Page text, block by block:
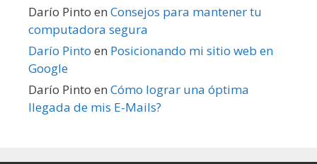
Darío Pinto en Consejos para mantener tu
computadora segura
Darío Pinto en Posicionando mi sitio web en
Google
Darío Pinto en Cómo lograr una óptima
llegada de mis E-Mails?